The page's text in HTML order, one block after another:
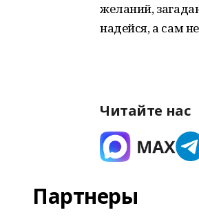
желаний,
надейся, а сам
Читайте нас
Партнеры